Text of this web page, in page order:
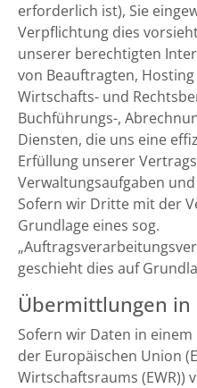
erforderlich ist), Sie
Verpflichtung dies
unserer berechtigten
von Beauftragten,
Wirtschafts- und
Buchführungs-,
Diensten, die uns eine
Erfüllung unserer
Verwaltungsaufgaben
Sofern wir Dritte mit der
Grundlage eines sog.
geschieht dies auf
Übermittlungen
Sofern wir Daten in
der Europäischen Union
Wirtschaftsraums (EWR))